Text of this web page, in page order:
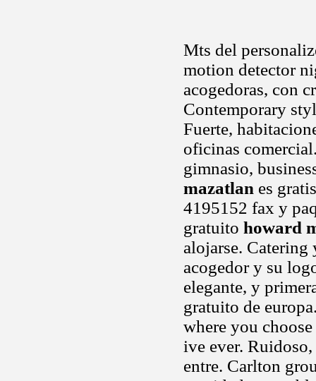
Mts del
motion detector
acogedoras, con
Contemporary
Fuerte,
oficinas
gimnasio,
mazatlan es
4195152 fax y
gratuito howard
alojarse. Catering
acogedor y su
elegante, y
gratuito de
where you
ive ever.
entre. Carlton